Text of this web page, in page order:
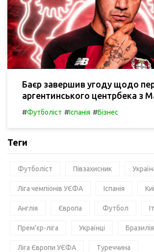
Баєр завершив угоду щодо
аргентинського центрбека з
#Футболіст #Іспанія #Бізнес
Теги
Футболіст Півзахисник
Ліга чемпіонів УЄФА Іспанія
Англія Європа Футбол
Прем'єр-ліга Українці Бразилія
Ліга Європи УЄФА Туреччина